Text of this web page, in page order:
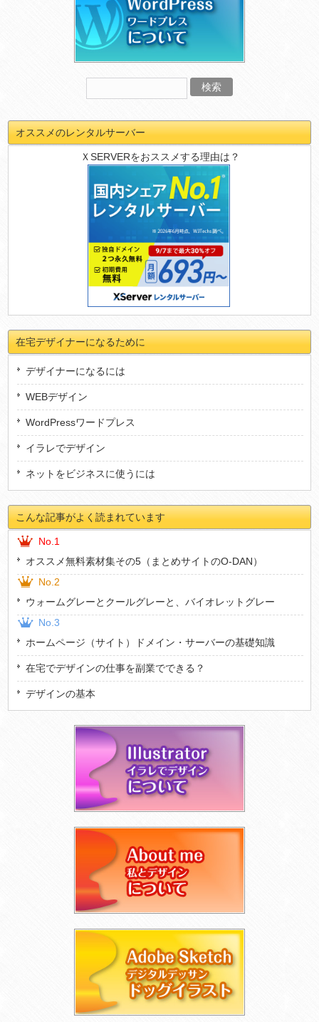
オススメのレンタルサーバー
ＸSERVERをおススメする理由は？
在宅デザイナーになるために
デザイナーになるには
WEBデザイン
WordPressワードプレス
イラレでデザイン
ネットをビジネスに使うには
こんな記事がよく読まれています
No.1
オススメ無料素材集その5（まとめサイトのO-DAN）
No.2
ウォームグレーとクールグレーと、バイオレットグレー
No.3
ホームページ（サイト）ドメイン・サーバーの基礎知識
在宅でデザインの仕事を副業でできる？
デザインの基本